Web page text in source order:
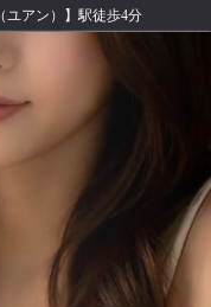
ユアン）】駅徒歩4分